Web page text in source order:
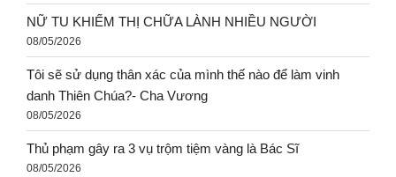
NỮ TU KHIẾM THỊ CHỮA LÀNH NHIỀU NGƯỜI
08/05/2026
Tôi sẽ sử dụng thân xác của mình thế nào để làm vinh
danh Thiên Chúa?- Cha Vương
08/05/2026
Thủ phạm gây ra 3 vụ trộm tiệm vàng là Bác Sĩ
08/05/2026